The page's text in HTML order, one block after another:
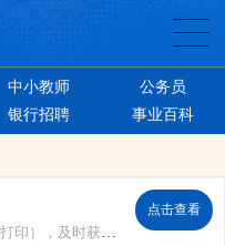
中小教师
公务员
银行招聘 事业百科
点击查看